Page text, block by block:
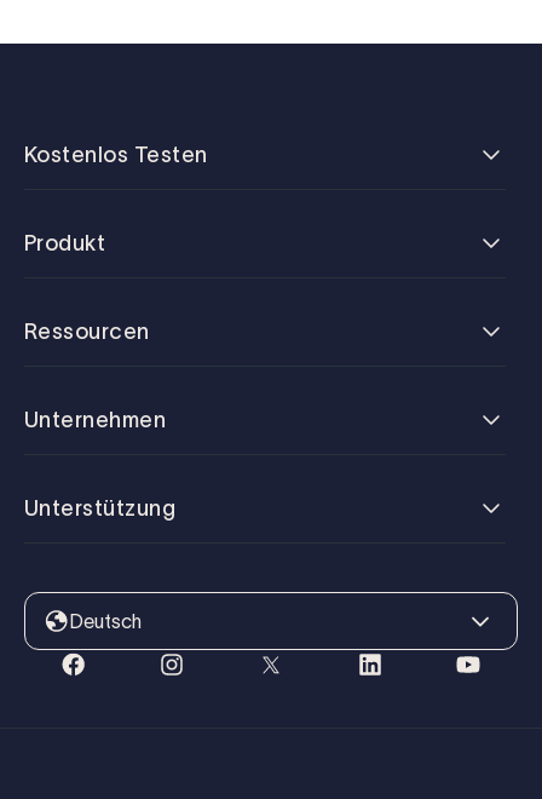
Kostenlos Testen
Produkt
Ressourcen
Unternehmen
Unterstützung
Deutsch